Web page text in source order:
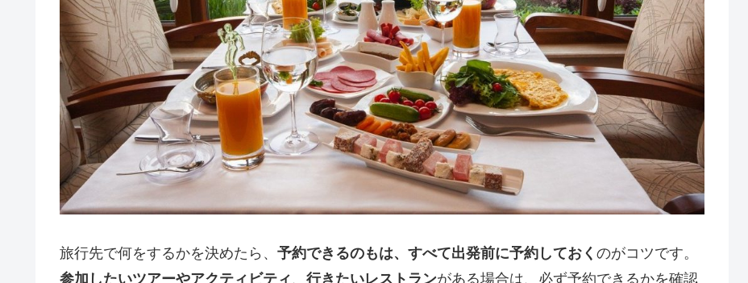
旅行先で何をするかを決めたら、 予約できるのもは、すべて出発前に予約しておく のがコツです。
参加したいツアーやアクティビティ 、 行きたいレストランがある場合は、必ず予約できるかを確認